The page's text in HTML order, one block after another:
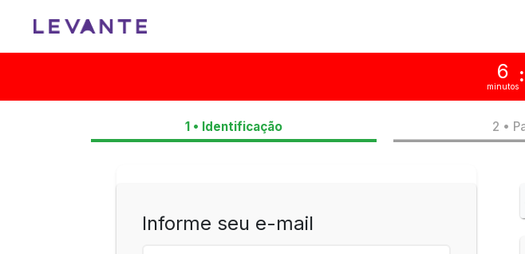
6
minutos
:
1 • Identificação
Informe seu e-mail